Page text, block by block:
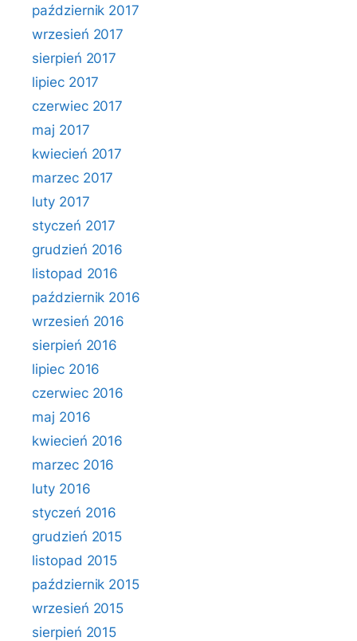
październik 2017
wrzesień 2017
sierpień 2017
lipiec 2017
czerwiec 2017
maj 2017
kwiecień 2017
marzec 2017
luty 2017
styczeń 2017
grudzień 2016
listopad 2016
październik 2016
wrzesień 2016
sierpień 2016
lipiec 2016
czerwiec 2016
maj 2016
kwiecień 2016
marzec 2016
luty 2016
styczeń 2016
grudzień 2015
listopad 2015
październik 2015
wrzesień 2015
sierpień 2015